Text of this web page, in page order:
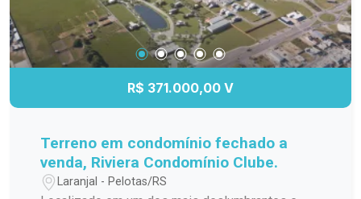
encante-se com este verdadeiro Condomínio
Clube!
R$ 371.000,00 V
Terreno em condomínio fechado a
venda, Riviera Condomínio Clube.
Laranjal - Pelotas/RS